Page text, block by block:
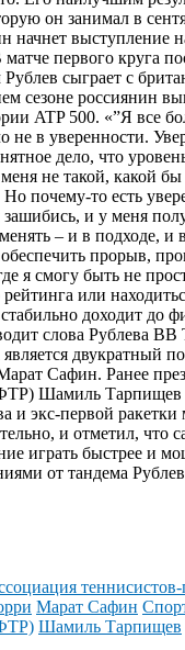
он занимал в
начнет выступление
первого круга
сыграет с
сезоне россиянин
ATP 500. «”Я все
не в уверенности.
дело, что
не такой, какой бы
почему-то есть
зашибись, и у меня
– и в подходе, и
прорыв,
я смогу быть не
или
доходит до
слова Рублева BB
двукратный
Сафин. Ранее
Шамиль Тарпищев
и экс-первой
и отметил, что
играть быстрее и
от тандема
Марат Сафин
Шамиль Тарпищев